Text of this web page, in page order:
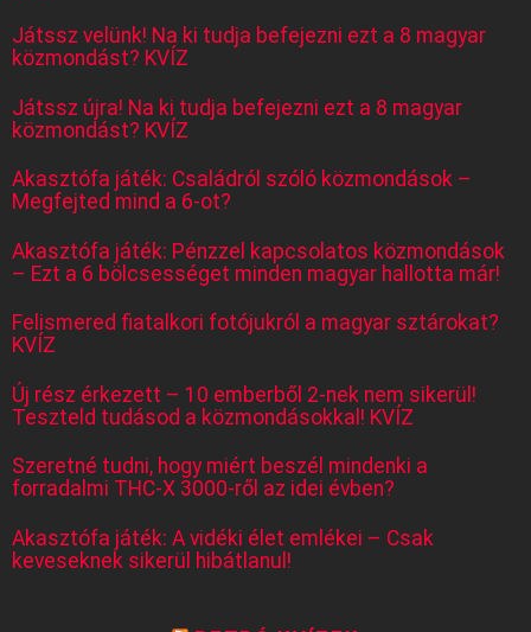
Játssz velünk! Na ki tudja befejezni ezt a 8 magyar
közmondást? KVÍZ
Játssz újra! Na ki tudja befejezni ezt a 8 magyar
közmondást? KVÍZ
Akasztófa játék: Családról szóló közmondások –
Megfejted mind a 6-ot?
Akasztófa játék: Pénzzel kapcsolatos közmondások
– Ezt a 6 bölcsességet minden magyar hallotta már!
Felismered fiatalkori fotójukról a magyar sztárokat?
KVÍZ
Új rész érkezett – 10 emberből 2-nek nem sikerül!
Teszteld tudásod a közmondásokkal! KVÍZ
Szeretné tudni, hogy miért beszél mindenki a
forradalmi THC-X 3000-ről az idei évben?
Akasztófa játék: A vidéki élet emlékei – Csak
keveseknek sikerül hibátlanul!